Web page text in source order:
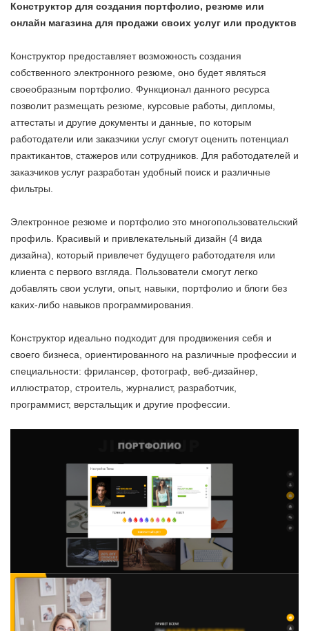
Конструктор для создания портфолио, резюме или
онлайн магазина для продажи своих услуг или продуктов
Конструктор предоставляет возможность создания
собственного электронного резюме, оно будет являться
своеобразным портфолио. Функционал данного ресурса
позволит размещать резюме, курсовые работы, дипломы,
аттестаты и другие документы и данные, по которым
работодатели или заказчики услуг смогут оценить потенциал
практикантов, стажеров или сотрудников. Для работодателей и
заказчиков услуг разработан удобный поиск и различные
фильтры.
Электронное резюме и портфолио это многопользовательский
профиль. Красивый и привлекательный дизайн (4 вида
дизайна), который привлечет будущего работодателя или
клиента с первого взгляда. Пользователи смогут легко
добавлять свои услуги, опыт, навыки, портфолио и блоги без
каких-либо навыков программирования.
Конструктор идеально подходит для продвижения себя и
своего бизнеса, ориентированного на различные профессии и
специальности: фрилансер, фотограф, веб-дизайнер,
иллюстратор, строитель, журналист, разработчик,
программист, верстальщик и другие профессии.